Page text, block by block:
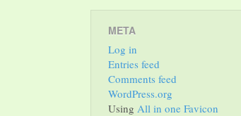
META
Log in
Entries feed
Comments feed
WordPress.org
Using All in one Favicon